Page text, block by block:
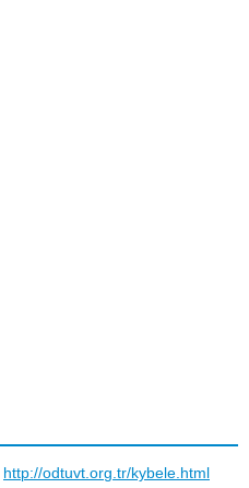
http://odtuvt.org.tr/kybele.html